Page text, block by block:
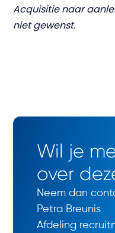
Acquisitie naar
niet gewenst.
Wil je
over
Neem dan
Petra Breunis
Afdeling